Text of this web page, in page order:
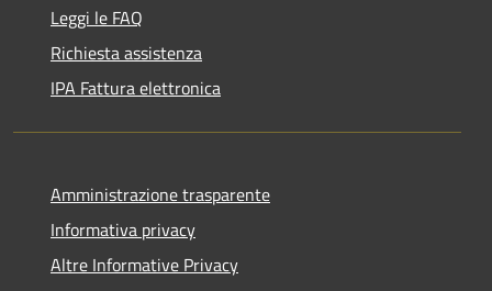
Leggi le FAQ
Richiesta assistenza
IPA Fattura elettronica
Amministrazione trasparente
Informativa privacy
Altre Informative Privacy